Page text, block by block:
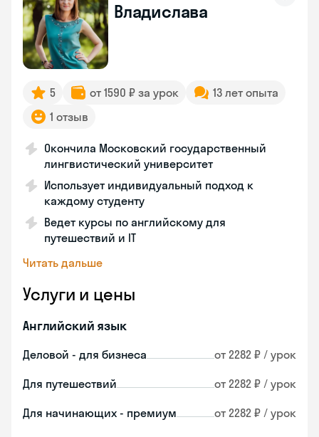
Владислава
5 от 1590 ₽ за урок
13 лет опыта
1 отзыв
Окончила Московский государственный
лингвистический университет
Использует индивидуальный подход к
каждому студенту
Ведет курсы по английскому для
путешествий и IT
Читать дальше
Услуги и цены
Английский язык
Деловой - для бизнеса от 2282 ₽ / урок
Для путешествий от 2282 ₽ / урок
Для начинающих - премиум от 2282 ₽ / урок